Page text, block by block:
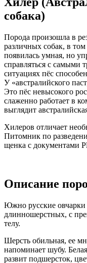
собака)
Порода произошла в
различных собак, в
появилась умная, но
справляться с самыми
ситуациях пёс
У «австралийского
Это пёс невысокого
слаженно работает в
выглядит
Хилеров отличает
Питомник по
щенка с документами
Описание
Южно русские овчарки
длинношерстных, с
телу.
Шерсть обильная, ее
напоминает шубу.
развит подшерсток,